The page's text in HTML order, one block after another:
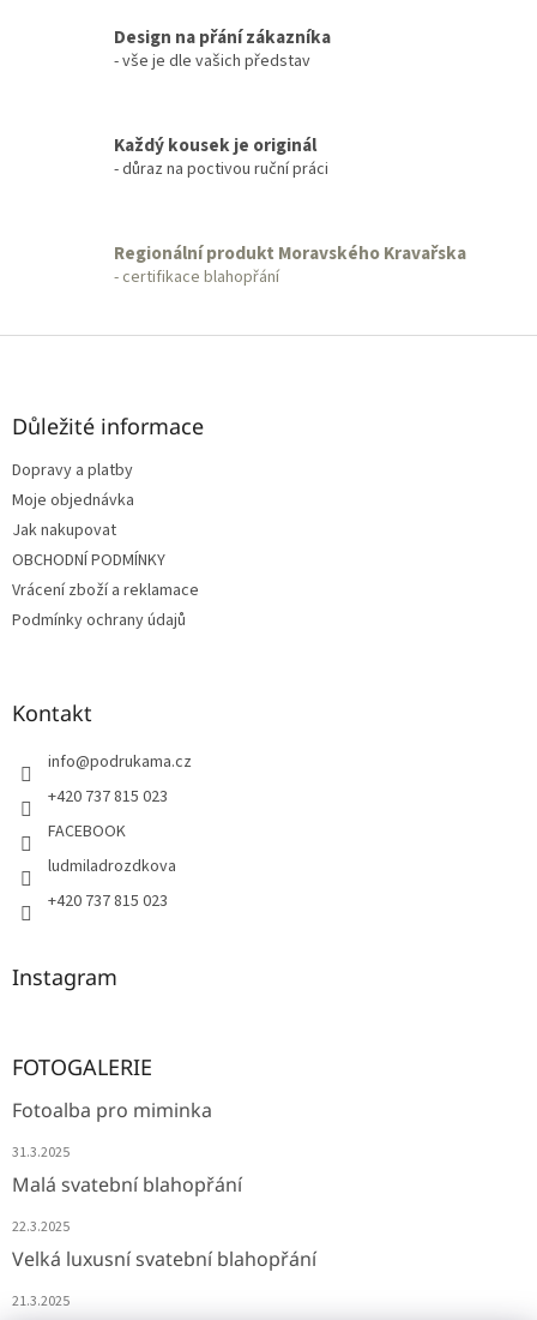
Design na přání zákazníka
- vše je dle vašich představ
Každý kousek je originál
- důraz na poctivou ruční práci
Regionální produkt Moravského Kravařska
- certifikace blahopřání
Z
Důležité informace
Dopravy a platby
Moje objednávka
Jak nakupovat
OBCHODNÍ PODMÍNKY
Vrácení zboží a reklamace
Podmínky ochrany údajů
Kontakt
info@podrukama.cz
+420 737 815 023
FACEBOOK
ludmiladrozdkova
+420 737 815 023
Instagram
FOTOGALERIE
Fotoalba pro miminka
31.3.2025
Malá svatební blahopřání
22.3.2025
Velká luxusní svatební blahopřání
21.3.2025